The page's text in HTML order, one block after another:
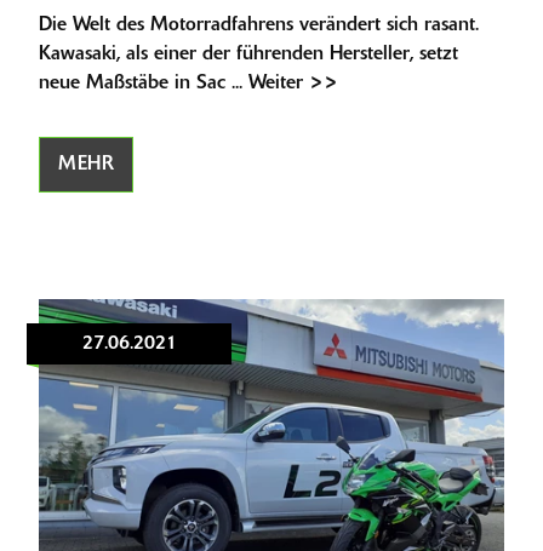
Die Welt des Motorradfahrens verändert sich rasant.
Kawasaki, als einer der führenden Hersteller, setzt
neue Maßstäbe in Sac ... Weiter >>
MEHR
27.06.2021